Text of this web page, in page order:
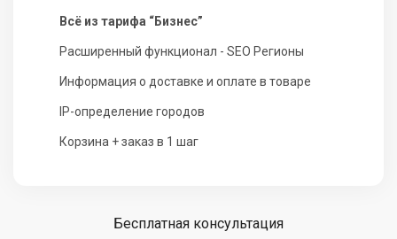
Всё из тарифа “Бизнес”
Расширенный функционал - SEO Регионы
Информация о доставке и оплате в товаре
IP-определение городов
Корзина + заказ в 1 шаг
Бесплатная консультация